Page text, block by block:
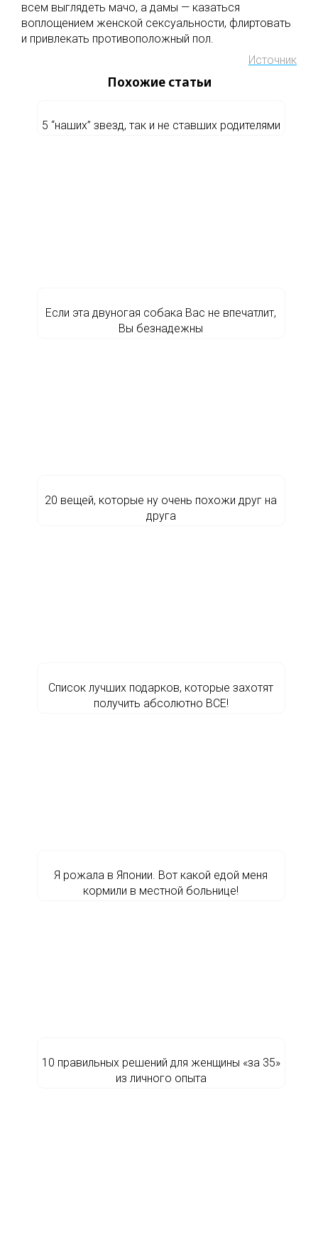
всем выглядеть мачо, а дамы — казаться
воплощением женской сексуальности, флиртовать
и привлекать противоположный пол.
Источник
Похожие статьи
5 “наших” звезд, так и не ставших родителями
Если эта двуногая собака Вас не впечатлит,
Вы безнадежны
20 вещей, которые ну очень похожи друг на
друга
Список лучших подарков, которые захотят
получить абсолютно ВСЕ!
Я рожала в Японии. Вот какой едой меня
кормили в местной больнице!
10 правильных решений для женщины «за 35»
из личного опыта